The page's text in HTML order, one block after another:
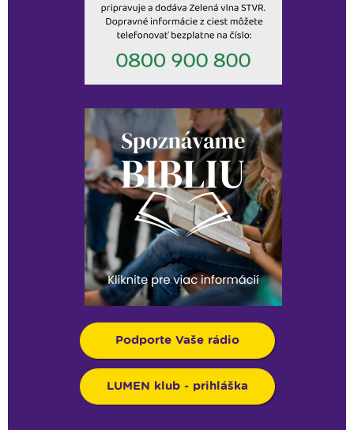
Podporte Vaše rádio
LUMEN klub - prihláška